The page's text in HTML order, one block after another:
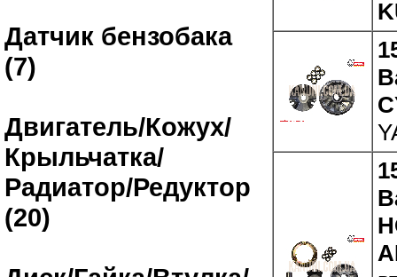
Датчик бензобака
(7)
Двигатель/Кожух/
Крыльчатка/
Радиатор/Редуктор
(20)